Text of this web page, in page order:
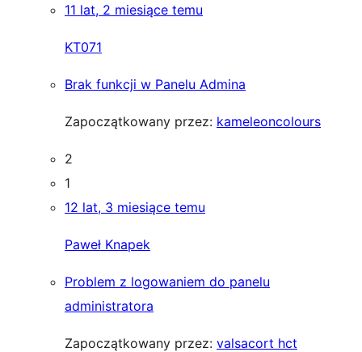
11 lat, 2 miesiące temu
KT071
Brak funkcji w Panelu Admina
Zapoczątkowany przez: kameleoncolours
2
1
12 lat, 3 miesiące temu
Paweł Knapek
Problem z logowaniem do panelu
administratora
Zapoczątkowany przez: valsacort hct